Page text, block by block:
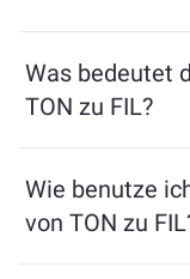
Was bedeutet
TON zu FIL?
Austausch für
nach
Wie benutze
von TON zu